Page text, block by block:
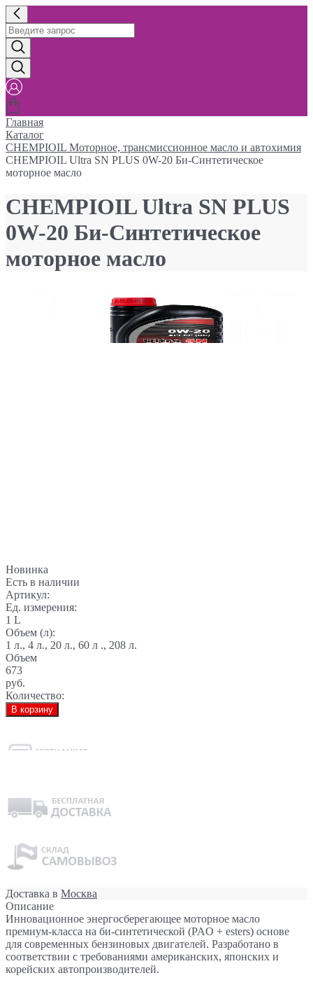
Главная
Каталог
CHEMPIOIL Моторное, трансмиссионное масло и автохимия
CHEMPIOIL Ultra SN PLUS 0W-20 Би-Синтетическое
моторное масло
CHEMPIOIL Ultra SN PLUS
0W-20 Би-Синтетическое
моторное масло
Новинка
Есть в наличии
Артикул:
Ед. измерения:
1 L
Объем (л):
1 л., 4 л., 20 л., 60 л ., 208 л.
Объем
673
руб.
Количество:
В корзину
Доставка в Москва
Описание
Инновационное энергосберегающее моторное масло
премиум-класса на би-синтетической (PAO + esters) основе
для современных бензиновых двигателей. Разработано в
соответствии с требованиями американских, японских и
корейских автопроизводителей.